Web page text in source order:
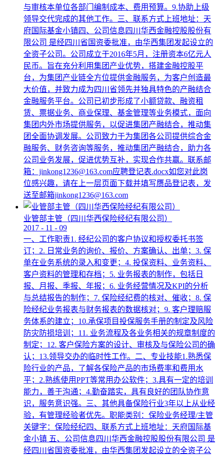
与审核本单位各部门编制成本、费用预算。9.协助上级
领导交代完成的其他工作。三、联系方式上班地址：天
府国际基金小镇四、公司信息四川华西金融控股股份有
限公司 是经四川省国资委批准，由华西集团发起设立的
全资子公司。公司成立于2016年5月，注册资本6亿元人
民币。旨在充分利用集团产业优势，搭建金融控股平
台，为集团产业链全方位提供金融服务，为客户创造最
大价值，并致力成为四川省领先并独具特色的产融结合
金融服务平台。公司已初步形成了小额贷款、融资租
赁、票据业务、商业保理、基金管理等业务模式，面向
集团内外市场提供服务，以促进集团产融结合，推动集
团全面协调发展。公司致力于为集团各公司提供综合金
融服务、财务咨询等服务，推动集团产融结合，助力各
公司业务发展，促进优势互补，实现合作共赢。联系邮
箱：jinkong1236@163.com应聘登记表.docx如您对此岗
位感兴趣，请在上一层页面下载并填写赝品登记表，发
送至邮箱jinkong1236@163.com
业管部主管（四川华西保险经纪有限公司）
2017 - 11 - 09
一、工作职责1. 经纪公司的客户协议和授权委托书签
订；2. 日常业务的询价、报价、方案确认、出单；3. 保
单在业务系统的录入和变更；4. 投保资料、业务资料、
客户资料的管理和存档；5. 业务报表的制作，包括日
报、月报、季报、年报；6. 业务经营情况及KPI的分析
与总结报告的制作；7. 保险经纪费的核对、催收；8. 保
险经纪业务报表与财务报表的数据核对；9. 客户理赔服
务体系的建立；10.承保项目投保服务手册的制定及风险
防灾防损培训；11. 业务流程及各业务相关的规章制度的
制定；12. 客户保险方案的设计、审核及与保险公司的确
认；13.领导交办的临时性工作。二、专业技能1.熟悉保
险行业的产品，了解各保险产品的市场费率和费用水
平；2.熟练使用PPT等常用办公软件；3.具有一定的培训
能力，善于沟通；4.勤奋踏实，具有良好的团队协作意
识，服务意识强。三、其他具备保险行业3年以上从业经
验，有管理经验者优先。职能类别：保险业务经理/主管
关键字：保险经纪四、联系方式上班地址：天府国际基
金小镇 五、公司信息四川华西金融控股股份有限公司 是
经四川省国资委批准，由华西集团发起设立的全资子公